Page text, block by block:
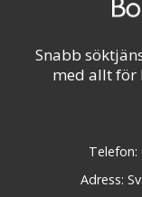
Snabb
med allt för
Telefon:
Adress: